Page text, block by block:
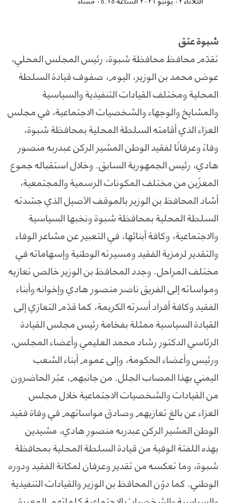
شبوة عتق
تقدّم محافظ محافظة شبوة، رئيس المجلس المحلي،
عوض محمد بن الوزير، اليوم، صفوف قيادة السلطة
المحلية ومختلف القيادات التنفيذية والسياسية
والمشايخ والوجهاء والشخصيات الاجتماعية، في مجلس
العزاء الذي أقامته السلطة المحلية بمحافظة شبوة،
وفاءً وعرفانًا لفقيد الوطن المشير الركن عبدربه منصور
هادي، رئيس الجمهورية السابق. وخلال استقباله جموع
المعزّين من مختلف المكونات الرسمية والمجتمعية،
أشاد المحافظ بن الوزير بالموقف الأصيل الذي جسّدته
السلطة المحلية بمحافظة شبوة ونخبها السياسية
والاجتماعية، وكافة أبنائها، في التعبير عن مشاعر الوفاء
والتقدير لرمزية الفقيد ومسيرته الوطنية وإسهاماته في
مختلف المراحل. وجدد المحافظ بن الوزير خالص تعازيه
ومواساته إلى الفريق ناصر منصور هادي وإخوانه وأبناء
الفقيد وكافة أفراد أسرته الكريمة، كما قدّم التعازي إلى
القيادة السياسية ممثلة بفخامة رئيس مجلس القيادة
الرئاسي الدكتور رشاد محمد العليمي وأعضاء المجلس،
ورئيس وأعضاء الحكومة، وإلى عموم أبناء الشعب
اليمني بهذا المصاب الجلل. من جانبهم، عبّر الحاضرون
من القيادات والشخصيات الاجتماعية خلال مجلس
العزاء عن بالغ تعازيهم وصادق مواساتهم في وفاة فقيد
الوطن المشير الركن عبدربه منصور هادي، مشيدين
بهذه اللفتة الوفية من قيادة السلطة المحلية بمحافظة
شبوة، وما تعكسه من تقدير وعرفان لمكانة الفقيد ودوره
الوطني. كما دوّن المحافظ بن الوزير والقيادات التنفيذية